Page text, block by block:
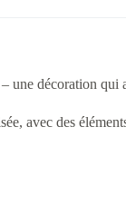
une décoration
avec des